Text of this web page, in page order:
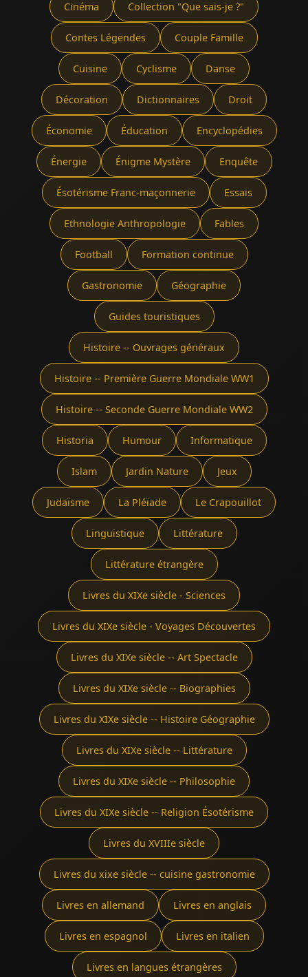
Cinéma Collection "Que sais-je ?"
Contes Légendes Couple Famille
Cuisine Cyclisme Danse
Décoration Dictionnaires Droit
Économie Éducation Encyclopédies
Énergie Énigme Mystère Enquête
Ésotérisme Franc-maçonnerie Essais
Ethnologie Anthropologie Fables
Football Formation continue
Gastronomie Géographie
Guides touristiques
Histoire -- Ouvrages généraux
Histoire -- Première Guerre Mondiale WW1
Histoire -- Seconde Guerre Mondiale WW2
Historia Humour Informatique
Islam Jardin Nature Jeux
Judaïsme La Pléïade Le Crapouillot
Linguistique Littérature
Littérature étrangère
Livres du XIXe siècle - Sciences
Livres du XIXe siècle - Voyages Découvertes
Livres du XIXe siècle -- Art Spectacle
Livres du XIXe siècle -- Biographies
Livres du XIXe siècle -- Histoire Géographie
Livres du XIXe siècle -- Littérature
Livres du XIXe siècle -- Philosophie
Livres du XIXe siècle -- Religion Ésotérisme
Livres du XVIIIe siècle
Livres du xixe siècle -- cuisine gastronomie
Livres en allemand Livres en anglais
Livres en espagnol Livres en italien
Livres en langues étrangères